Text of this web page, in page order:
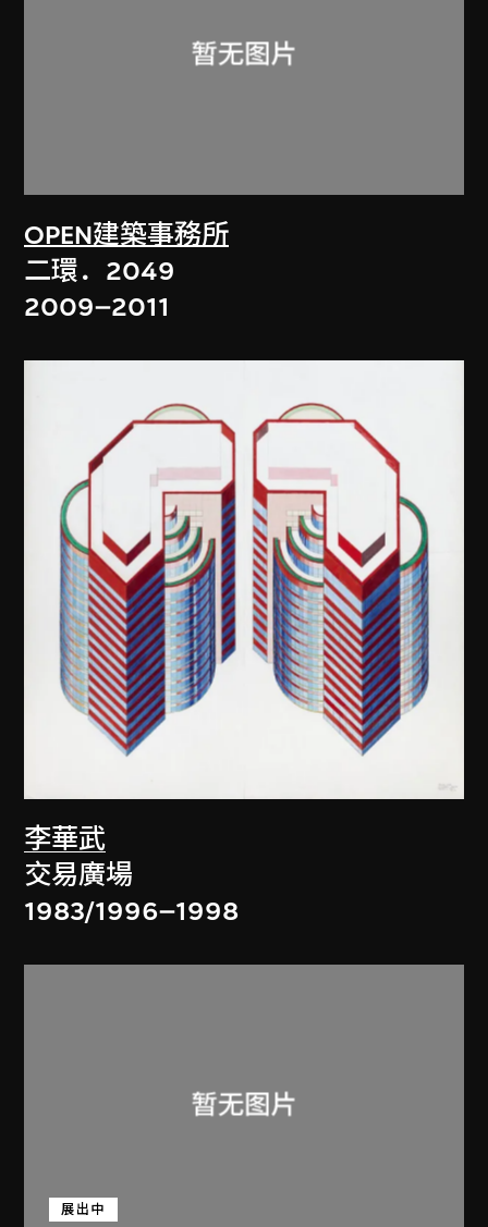
OPEN建築事務所
二環．2049
2009–2011
李華武
交易廣場
1983/1996–1998
展出中